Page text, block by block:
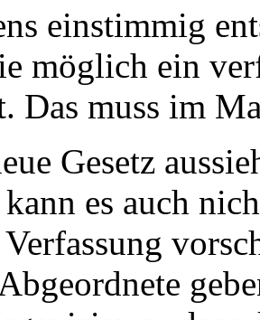
einstimmig
möglich ein
Das muss im
Gesetz
es auch